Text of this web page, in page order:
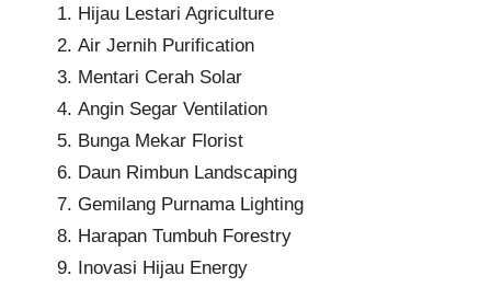
Hijau Lestari Agriculture​
Air Jernih Purification​
Mentari Cerah Solar​
Angin Segar Ventilation​
Bunga Mekar Florist​
Daun Rimbun Landscaping​
Gemilang Purnama Lighting​
Harapan Tumbuh Forestry​
Inovasi Hijau Energy​